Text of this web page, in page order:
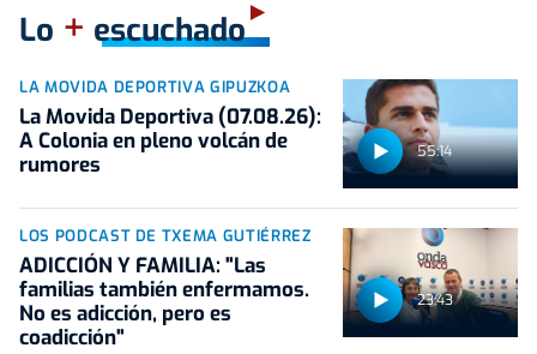
Lo + escuchado
55:14
LA MOVIDA DEPORTIVA GIPUZKOA
La Movida Deportiva (07.08.26):
A Colonia en pleno volcán de
rumores
23:43
LOS PODCAST DE TXEMA GUTIÉRREZ
ADICCIÓN Y FAMILIA: "Las
familias también enfermamos.
No es adicción, pero es
coadicción"